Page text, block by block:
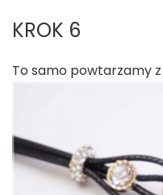
KROK 6
To samo powtarzamy